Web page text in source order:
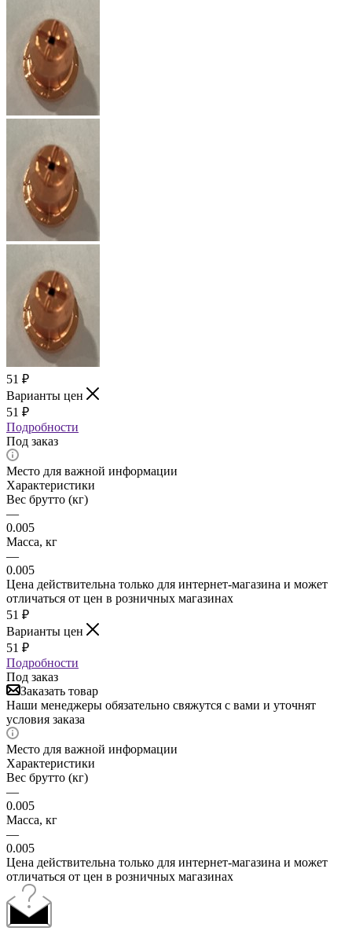
51 ₽
Варианты цен
51 ₽
Подробности
Под заказ
Место для важной информации
Характеристики
Вес брутто (кг)
—
0.005
Масса, кг
—
0.005
Цена действительна только для интернет-магазина и может
отличаться от цен в розничных магазинах
51 ₽
Варианты цен
51 ₽
Подробности
Под заказ
Заказать товар
Наши менеджеры обязательно свяжутся с вами и уточнят
условия заказа
Место для важной информации
Характеристики
Вес брутто (кг)
—
0.005
Масса, кг
—
0.005
Цена действительна только для интернет-магазина и может
отличаться от цен в розничных магазинах